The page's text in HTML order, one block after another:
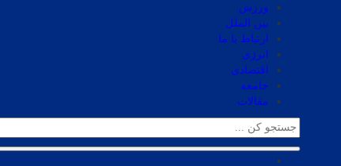
ورزش
بین الملل
ارتباط با ما
انرژی
اقتصادی
جامعه
مقالات